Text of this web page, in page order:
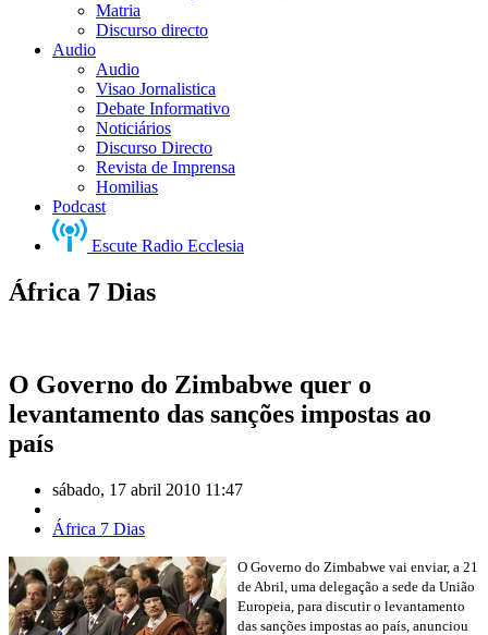
Matria
Discurso directo
Audio
Audio
Visao Jornalistica
Debate Informativo
Noticiários
Discurso Directo
Revista de Imprensa
Homilias
Podcast
Escute Radio Ecclesia
África 7 Dias
O Governo do Zimbabwe quer o
levantamento das sanções impostas ao
país
sábado, 17 abril 2010 11:47
África 7 Dias
O Governo do Zimbabwe vai enviar, a 21
de Abril, uma delegação a sede da União
Europeia, para discutir o levantamento
das sanções impostas ao país, anunciou